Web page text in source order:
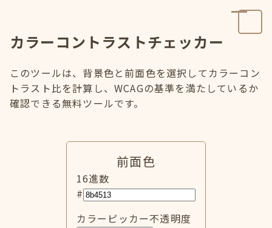
カラーコントラストチェッカー
このツールは、背景色と前面色を選択してカラーコン
トラスト比を計算し、WCAGの基準を満たしているか
確認できる無料ツールです。
前面色
16進数
#
カラーピッカー不透明度